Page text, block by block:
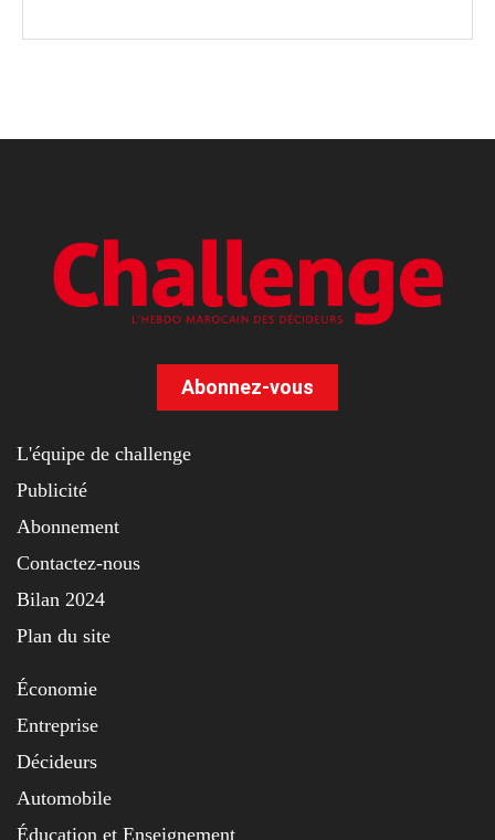
Abonnez-vous
L'équipe de challenge
Publicité
Abonnement
Contactez-nous
Bilan 2024
Plan du site
Économie
Entreprise
Décideurs
Automobile
Éducation et Enseignement